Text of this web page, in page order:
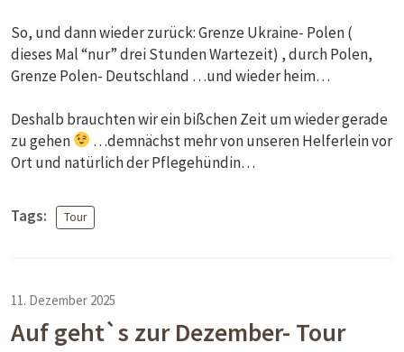
So, und dann wieder zurück: Grenze Ukraine- Polen (
dieses Mal “nur” drei Stunden Wartezeit) , durch Polen,
Grenze Polen- Deutschland …und wieder heim…
Deshalb brauchten wir ein bißchen Zeit um wieder gerade
zu gehen
…demnächst mehr von unseren Helferlein vor
Ort und natürlich der Pflegehündin…
Tags: Tour
11. Dezember 2025
Auf geht`s zur Dezember- Tour